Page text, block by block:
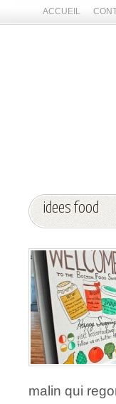
ACCUEIL
idees food
malin qui